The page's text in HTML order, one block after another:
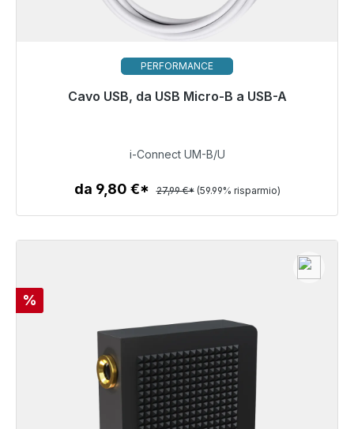
PERFORMANCE
Cavo USB, da USB Micro-B a USB-A
Pronto per la spedizione immediata, tempo di
11,20 €
Dettagli
i-Connect UM-B/U
da 9,80 €* 27,99 €* (59.99% risparmio)
Sconto
%